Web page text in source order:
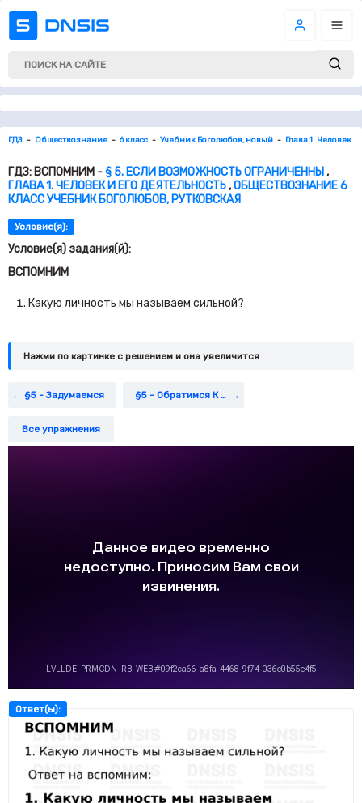
ГДЗ Обществознание 6 класс Учебник Боголюбов, новый Глава 1. Человек
ГДЗ: ВСПОМНИМ -§ 5. ЕСЛИ ВОЗМОЖНОСТЬ ОГРАНИЧЕННЫ,
ГЛАВА 1. ЧЕЛОВЕК И ЕГО ДЕЯТЕЛЬНОСТЬ,ОБЩЕСТВОЗНАНИЕ 6
КЛАСС УЧЕБНИК БОГОЛЮБОВ, РУТКОВСКАЯ
Условие(я):
Условие(я) задания(й):
ВСПОМНИМ
Какую личность мы называем сильной?
Нажми по картинке c решением и она увеличится
§5 - Задумаемся §5 - Обратимся К Фактам
Все упражнения
Ответ(ы):